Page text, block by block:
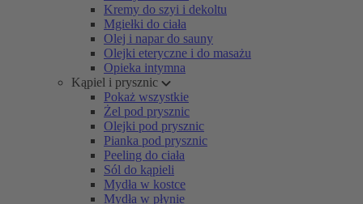
Kremy do szyi i dekoltu
Mgiełki do ciała
Olej i napar do sauny
Olejki eteryczne i do masażu
Opieka intymna
Kąpiel i prysznic
Pokaż wszystkie
Żel pod prysznic
Olejki pod prysznic
Pianka pod prysznic
Peeling do ciała
Sól do kąpieli
Mydła w kostce
Mydła w płynie